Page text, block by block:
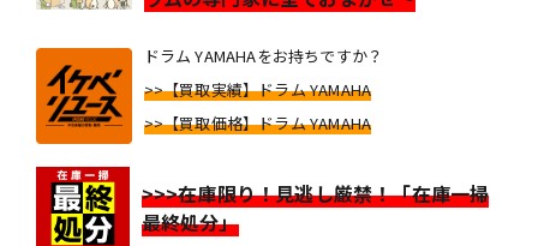
ドラム YAMAHAをお持ちですか？
>>【買取実績】ドラム YAMAHA
>>【買取価格】ドラム YAMAHA
>>>在庫限り！見逃し厳禁！「在庫一掃
最終処分」